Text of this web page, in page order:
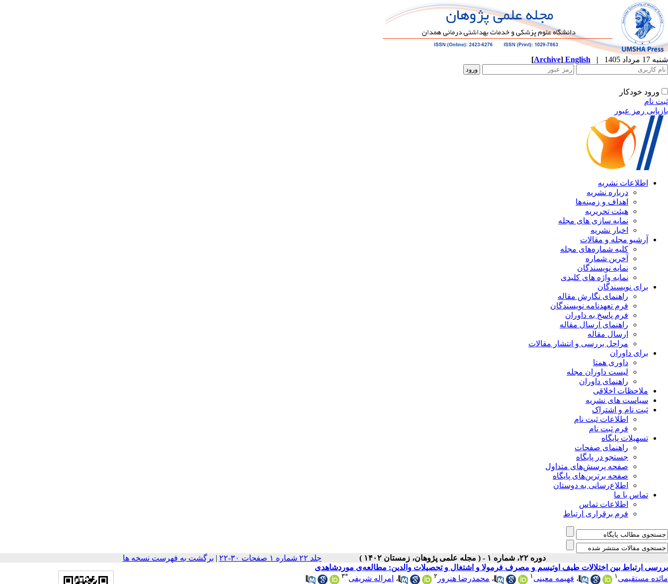
شنبه 17 مرداد 1405 |
English
[Archive]
ورود خودکار
ثبت نام
بازیابی رمز عبور
اطلاعات نشریه
درباره نشریه
اهداف و زمینه‌ها
هیئت تحریریه
نمایه سازی های مجله
اخبار نشریه
آرشیو مجله و مقالات
کلیه شماره‌های مجله
آخرین شماره
نمایه نویسندگان
نمایه واژه های کلیدی
برای نویسندگان
راهنمای نگارش مقاله
فرم تعهدنامه نویسندگان
فرم پاسخ به داوران
راهنمای ارسال مقاله
ارسال مقاله
مراحل بررسی و انتشار مقالات
برای داوران
داوری همتا
لیست داوران مجله
راهنمای داوران
ملاحظات اخلاقی
سیاست های نشریه
ثبت نام و اشتراک
اطلاعات ثبت نام
فرم ثبت نام
تسهیلات پایگاه
راهنمای صفحات
جستجو در پایگاه
صفحه پرسش‌های متداول
صفحه برترین‌های پایگاه
اطلاع‌رسانی به دوستان
تماس با ما
اطلاعات تماس
فرم برقراری ارتباط
دوره ۲۲، شماره ۱ - ( مجله علمی پژوهان، زمستان ۱۴۰۲ ) جلد ۲۲ شماره ۱ صفحات ۳۰-۲۲ | برگشت به فهرست نسخه ها
بررسی ارتباط بین اختلالات طیف اوتیسم و مصرف فرمولا و اشتغال و تحصیلات والدین: مطالعه‌ی موردشاهدی
مائده مستقیمی ۱ ، فهیمه معینی ۱ ، محمدرضا هنرور ۲ ، امراله شریفی*۳